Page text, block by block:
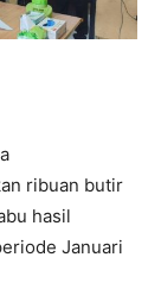
ribuan butir
hasil
Januari